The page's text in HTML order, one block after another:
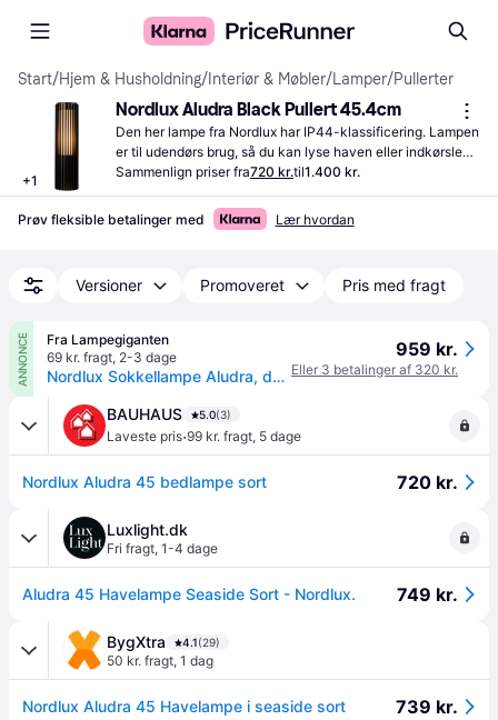
Start/Hjem & Husholdning/ Interiør & Møbler/Lamper/Pullerter
+1
Nordlux Aludra Black Pullert 45.4cm
Den her lampe fra Nordlux har IP44-klassificering. Lampen
er til udendørs brug, så du kan lyse haven eller indkørslen
op.
Sammenlign priser fra720 kr.til1.400 kr.
Prøv fleksible betalinger med Lær hvordan
Versioner Promoveret Pris med fragt
ANNONCE
Fra Lampegiganten
69 kr. fragt, 2-3 dage
Nordlux Sokkellampe Aludra, dæmpbar, Sort, Aluminium
959 kr.
Eller 3 betalinger af 320 kr.
BAUHAUS 5.0(3)
Laveste pris·99 kr. fragt, 5 dage
Nordlux Aludra 45 bedlampe sort 720 kr.
Luxlight.dk
Fri fragt, 1-4 dage
Aludra 45 Havelampe Seaside Sort - Nordlux. 749 kr.
BygXtra 4.1(29)
50 kr. fragt, 1 dag
Nordlux Aludra 45 Havelampe i seaside sort 739 kr.